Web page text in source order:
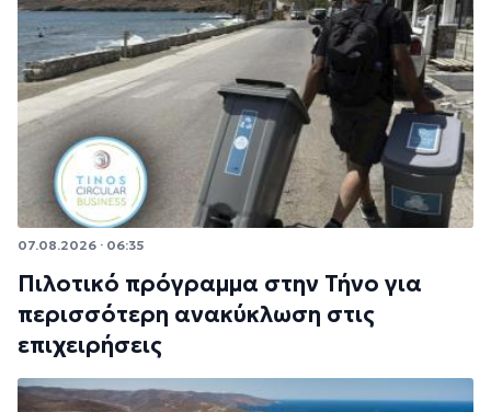
07.08.2026 · 06:35
Πιλοτικό πρόγραμμα στην Τήνο για
περισσότερη ανακύκλωση στις
επιχειρήσεις